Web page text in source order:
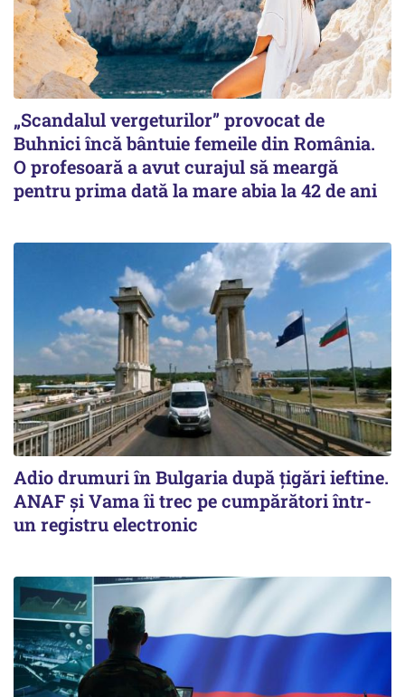
„Scandalul vergeturilor” provocat de
Buhnici încă bântuie femeile din România.
O profesoară a avut curajul să meargă
pentru prima dată la mare abia la 42 de ani
Adio drumuri în Bulgaria după țigări ieftine.
ANAF și Vama îi trec pe cumpărători într-
un registru electronic